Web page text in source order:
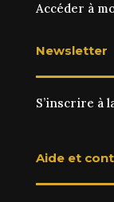
Accéder à
Newsletter
S’inscrire à
Aide et